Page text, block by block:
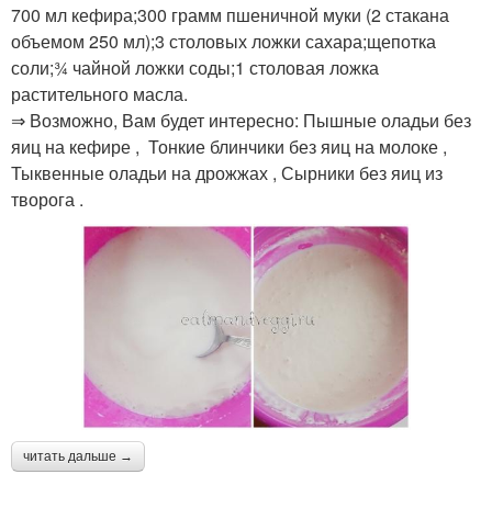
700 мл кефира;300 грамм пшеничной муки (2 стакана
объемом 250 мл);3 столовых ложки сахара;щепотка
соли;¾ чайной ложки соды;1 столовая ложка
растительного масла.
⇒ Возможно, Вам будет интересно: Пышные оладьи без
яиц на кефире , Тонкие блинчики без яиц на молоке ,
Тыквенные оладьи на дрожжах , Сырники без яиц из
творога .
читать дальше →